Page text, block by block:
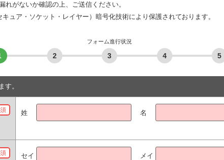
れがないか確認の上、ご送信ください。
ュア・ソケット・レイヤー）暗号化技術により保護されております。
フォーム進行状況
2 3 4 5
す。
姓 名
セイ メイ